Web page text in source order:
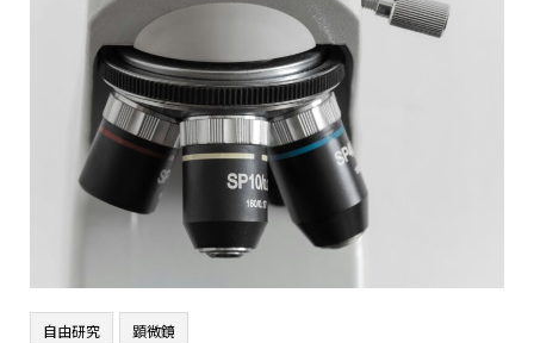
自由研究 顕微鏡